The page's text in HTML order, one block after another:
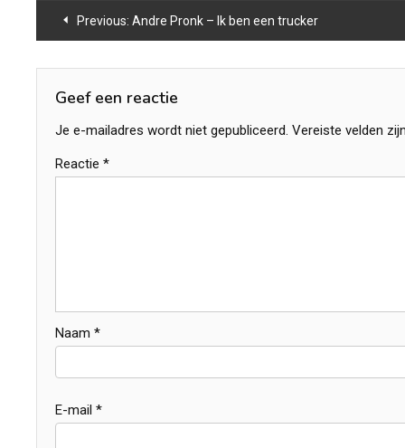
Bericht
navigatie
Previous: Andre Pronk – Ik ben een trucker
Geef een reactie
Je e-mailadres wordt niet gepubliceerd. Vereiste velden
Reactie *
Naam *
E-mail *